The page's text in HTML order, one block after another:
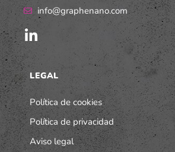
info@graphenano.com
LEGAL
Política de cookies
Política de privacidad
Aviso legal